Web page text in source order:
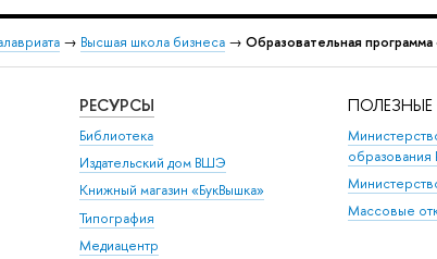
→ Высшая школа бизнеса→ Образовательная
РЕСУРСЫ
Библиотека
Издательский дом ВШЭ
Книжный магазин «БукВышка»
Типография
Медиацентр
образования
Массовые